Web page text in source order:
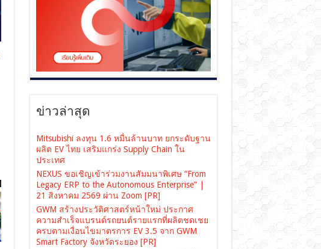
ข่าวล่าสุด
Mitsubishi ลงทุน 1.6 หมื่นล้านบาท ยกระดับฐาน
ผลิต EV ไทย เสริมแกร่ง Supply Chain ใน
ประเทศ
NEXUS ขอเชิญเข้าร่วมงานสัมมนาพิเศษ “From
Legacy ERP to the Autonomous Enterprise” |
21 สิงหาคม 2569 ผ่าน Zoom [PR]
GWM สร้างประวัติศาสตร์หน้าใหม่ ประกาศ
ความสำเร็จแบรนด์รถยนต์รายแรกที่ผลิตชดเชย
ครบตามเงื่อนไขมาตรการ EV 3.5 จาก GWM
Smart Factory จังหวัดระยอง [PR]